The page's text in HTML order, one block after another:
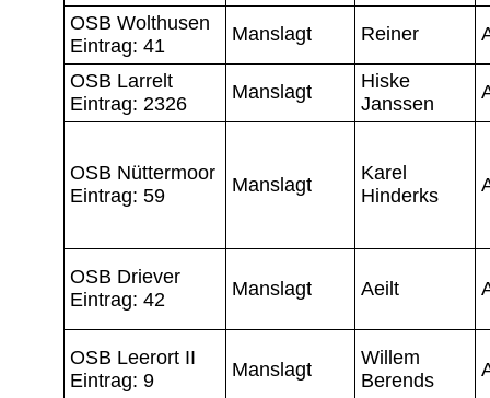
OSB Wolthusen
Eintrag: 41
Manslagt Reiner
OSB Larrelt
Eintrag: 2326
Manslagt
Hiske
Janssen
OSB Nüttermoor
Eintrag: 59
Manslagt
Karel
Hinderks
OSB Driever
Eintrag: 42
Manslagt Aeilt
OSB Leerort II
Eintrag: 9
Manslagt
Willem
Berends